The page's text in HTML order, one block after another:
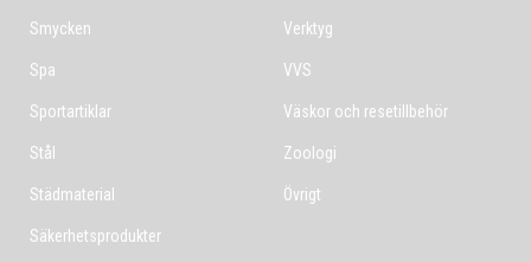
Smycken
Spa
Sportartiklar
Stål
Städmaterial
Säkerhetsprodukter
Verktyg
VVS
Väskor och resetillbehör
Zoologi
Övrigt